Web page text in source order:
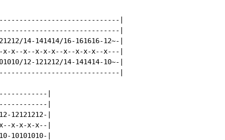
|
|
14-141414/16-161616-12~-|
x--x--x-x-x--x--x-x-x--x---|
12-121212/14-141414-10~-|
|
|
|
12121212-|
x-x-x-x--|
10101010-|